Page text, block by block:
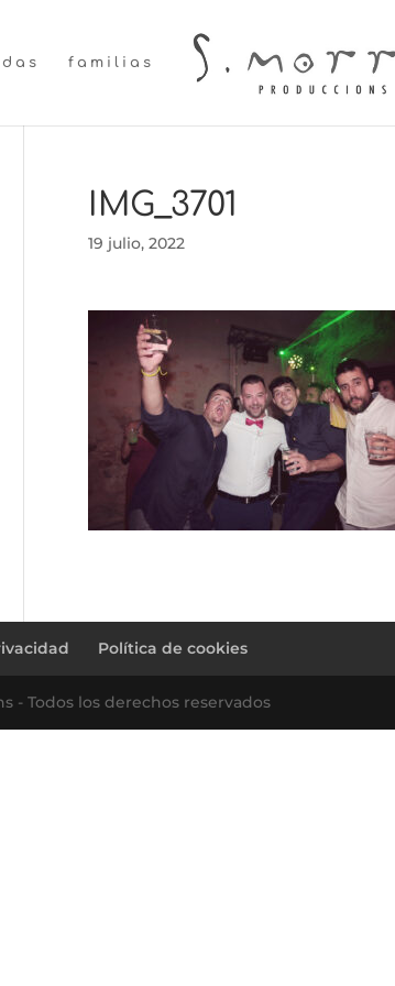
familias
IMG_3701
19 julio, 2022
Política de cookies
- Todos los derechos reservados